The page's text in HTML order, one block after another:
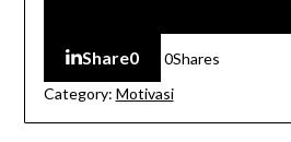
Share0 0Shares
Category: Motivasi